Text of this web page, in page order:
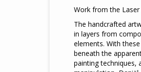
Work from the
The handcrafted
in layers from
elements. With
beneath the
painting techniques,